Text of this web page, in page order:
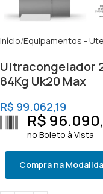
Início Equipamentos -
Ultracongelador
84Kg Uk20 Max
R$ 99.062,19
R$
no Boleto à Vista
Compra na